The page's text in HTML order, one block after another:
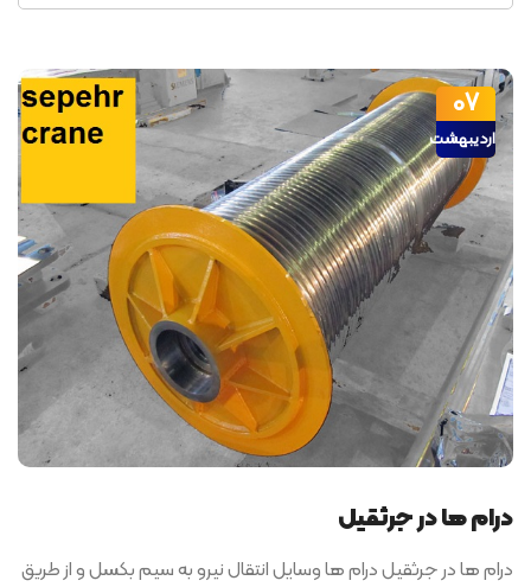
07
اردیبهشت
درام ها در جرثقیل
درام ها در جرثقیل درام ها وسایل انتقال نیرو به سیم بکسل و از طریق